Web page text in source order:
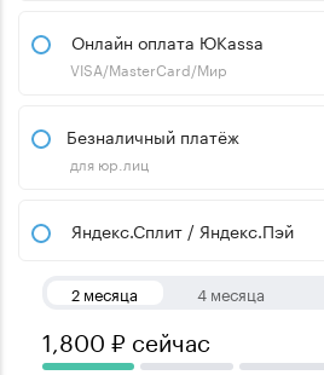
Онлайн оплата ЮKassa
VISA/MasterCard/Мир
Безналичный платёж
для юр.лиц
Яндекс.Сплит / Яндекс.Пэй
2 месяца 4 месяца
1,800 ₽ сейчас